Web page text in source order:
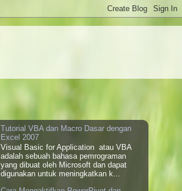
Tutorial VBA dan Macro Dasar dengan
Excel 2007
Visual Basic for Application atau VBA
adalah sebuah bahasa pemrograman
yang dibuat oleh Microsoft dan dapat
digunakan untuk meningkatkan k...